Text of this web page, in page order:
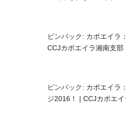
ピンバック: カポエイラ
CCJカポエイラ湘南支部
ピンバック: カポエイラ
ジ2016！ | CCJカポエ